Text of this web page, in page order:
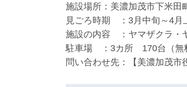
施設場所：美濃加茂市下米田
見ごろ時期 ：3月中旬～4月
施設の内容 ：ヤマザクラ・
駐車場 ：3カ所 170台（無
問い合わせ先：【美濃加茂